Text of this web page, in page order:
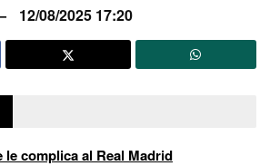
12/08/2025 17:20
le complica al Real Madrid